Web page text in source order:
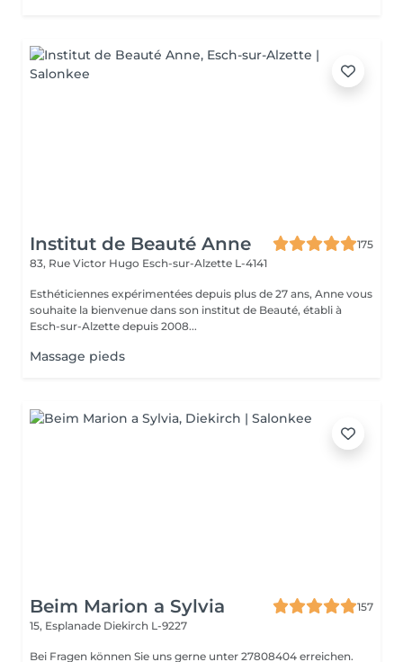
Institut de Beauté Anne
175
83, Rue Victor Hugo Esch-sur-Alzette L-4141
Esthéticiennes expérimentées depuis plus de 27 ans, Anne vous
souhaite la bienvenue dans son institut de Beauté, établi à
Esch-sur-Alzette depuis 2008...
Massage pieds
Beim Marion a Sylvia
157
15, Esplanade Diekirch L-9227
Bei Fragen können Sie uns gerne unter 27808404 erreichen.